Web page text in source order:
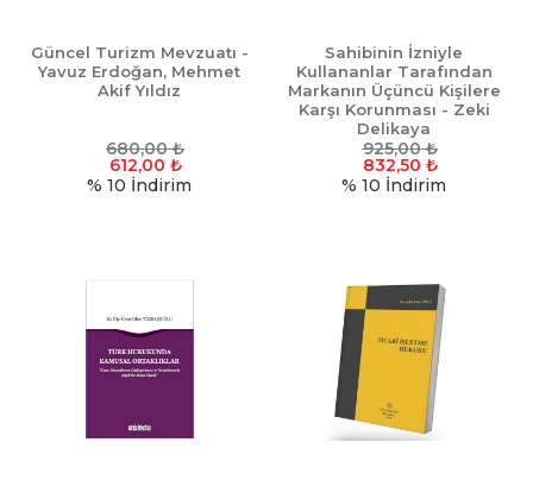
Güncel Turizm Mevzuatı -
Yavuz Erdoğan, Mehmet
Akif Yıldız
680,00₺
612,00 ₺
% 10 İndirim
Sahibinin İzniyle
Kullananlar Tarafından
Markanın Üçüncü Kişilere
Karşı Korunması - Zeki
Delikaya
925,00₺
832,50 ₺
% 10 İndirim